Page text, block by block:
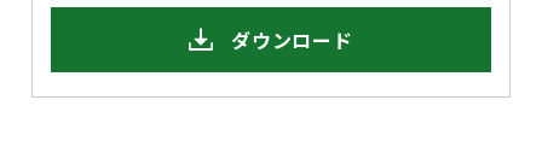
ダウンロード